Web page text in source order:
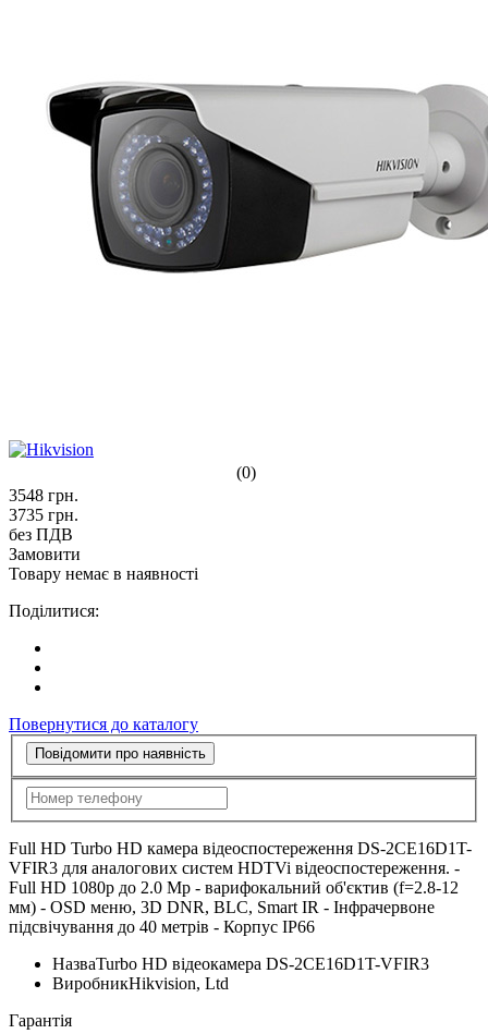
(0)
3548 грн.
3735 грн.
без ПДВ
Замовити
Товару немає в наявності
Поділитися:
Повернутися до каталогу
Повідомити про наявність
Full HD Turbo HD камера відеоспостереження DS-2CE16D1T-
VFIR3 для аналогових систем HDTVi відеоспостереження. -
Full HD 1080p до 2.0 Mp - варифокальний об'єктив (f=2.8-12
мм) - OSD меню, 3D DNR, BLC, Smart IR - Інфрачервоне
підсвічування до 40 метрів - Корпус IP66
НазваTurbo HD відеокамера DS-2CE16D1T-VFIR3
ВиробникHikvision, Ltd
Гарантія